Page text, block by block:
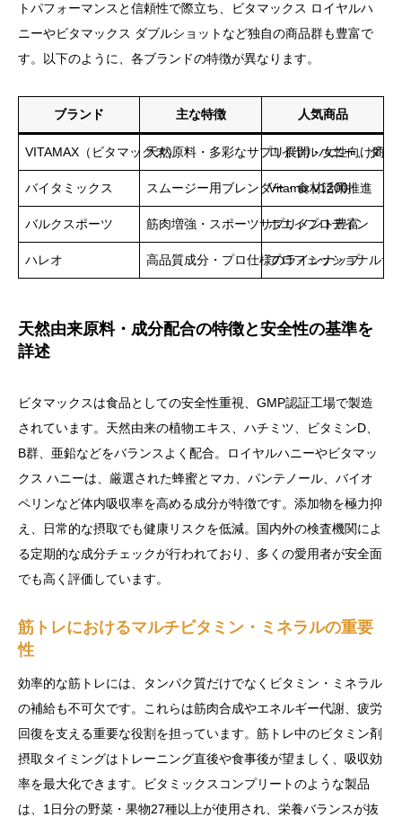
トパフォーマンスと信頼性で際立ち、ビタマックス ロイヤルハ
ニーやビタマックス ダブルショットなど独自の商品群も豊富で
す。以下のように、各ブランドの特徴が異なります。
ブランド 主な特徴 人気商品
VITAMAX（ビタマックス）天然原料・多彩なサプリ展開・女性向け商品
ロイヤルハニー、ダブ
バイタミックス スムージー用ブレンダー・食材活用推進
Vitamix v1200i
バルクスポーツ 筋肉増強・スポーツサプリメント豊富
ホエイプロテイン
ハレオ 高品質成分・プロ仕様のラインナップ
プロフェッショナルサ
天然由来原料・成分配合の特徴と安全性の基準を
詳述
ビタマックスは食品としての安全性重視、GMP認証工場で製造
されています。天然由来の植物エキス、ハチミツ、ビタミンD、
B群、亜鉛などをバランスよく配合。ロイヤルハニーやビタマッ
クス ハニーは、厳選された蜂蜜とマカ、パンテノール、バイオ
ペリンなど体内吸収率を高める成分が特徴です。添加物を極力抑
え、日常的な摂取でも健康リスクを低減。国内外の検査機関によ
る定期的な成分チェックが行われており、多くの愛用者が安全面
でも高く評価しています。
筋トレにおけるマルチビタミン・ミネラルの重要
性
効率的な筋トレには、タンパク質だけでなくビタミン・ミネラル
の補給も不可欠です。これらは筋肉合成やエネルギー代謝、疲労
回復を支える重要な役割を担っています。筋トレ中のビタミン剤
摂取タイミングはトレーニング直後や食事後が望ましく、吸収効
率を最大化できます。ビタミックスコンプリートのような製品
は、1日分の野菜・果物27種以上が使用され、栄養バランスが抜